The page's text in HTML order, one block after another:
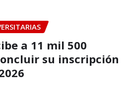
a 11 mil 500
su inscripción